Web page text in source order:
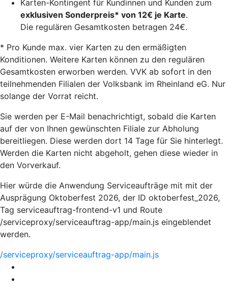
Karten-Kontingent für Kundinnen und Kunden zum
exklusiven Sonderpreis* von 12€ je Karte.
Die regulären Gesamtkosten betragen 24€.
* Pro Kunde max. vier Karten zu den ermäßigten
Konditionen. Weitere Karten können zu den regulären
Gesamtkosten erworben werden. VVK ab sofort in den
teilnehmenden Filialen der Volksbank im Rheinland eG. Nur
solange der Vorrat reicht.
Sie werden per E-Mail benachrichtigt, sobald die Karten
auf der von Ihnen gewünschten Filiale zur Abholung
bereitliegen. Diese werden dort 14 Tage für Sie hinterlegt.
Werden die Karten nicht abgeholt, gehen diese wieder in
den Vorverkauf.
Hier würde die Anwendung Serviceaufträge mit mit der
Ausprägung Oktoberfest 2026, der ID oktoberfest_2026,
Tag serviceauftrag-frontend-v1 und Route
/serviceproxy/serviceauftrag-app/main.js eingeblendet
werden.
/serviceproxy/serviceauftrag-app/main.js